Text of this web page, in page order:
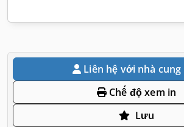
Liên hệ với nhà cung
Chế độ xem in
Lưu